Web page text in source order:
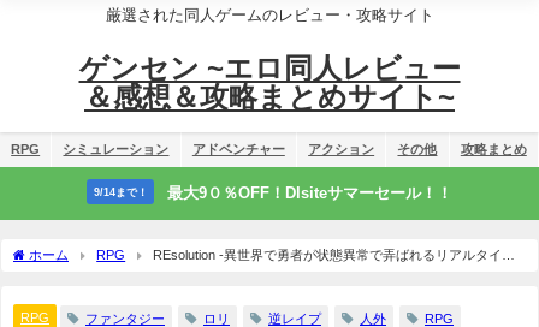
厳選された同人ゲームのレビュー・攻略サイト
ゲンセン ~エロ同人レビュー
＆感想＆攻略まとめサイト~
RPG シミュレーション アドベンチャー アクション その他 攻略まとめ
9/14まで！ 最大9０％OFF！Dlsiteサマーセール！！
ホーム RPG
REsolution -異世界で勇者が状態異常で弄ばれるリアルタイム
RPG ファンタジー ロリ 逆レイプ 人外 RPG